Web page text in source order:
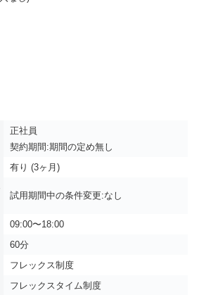
正社員
契約期間:期間の定め無し
有り (3ヶ月)
試用期間中の条件変更:なし
09:00〜18:00
60分
フレックス制度
フレックスタイム制度